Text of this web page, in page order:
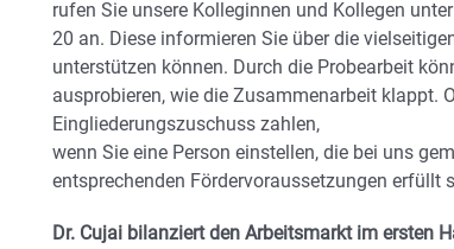
rufen Sie unsere Kolleginnen und Kollegen
20 an. Diese informieren Sie über die
unterstützen können. Durch die Probearbeit
ausprobieren, wie die Zusammenarbeit klappt.
Eingliederungszuschuss zahlen,
wenn Sie eine Person einstellen, die bei uns
entsprechenden Fördervoraussetzungen erfüllt
Dr. Cujai bilanziert den Arbeitsmarkt im ersten